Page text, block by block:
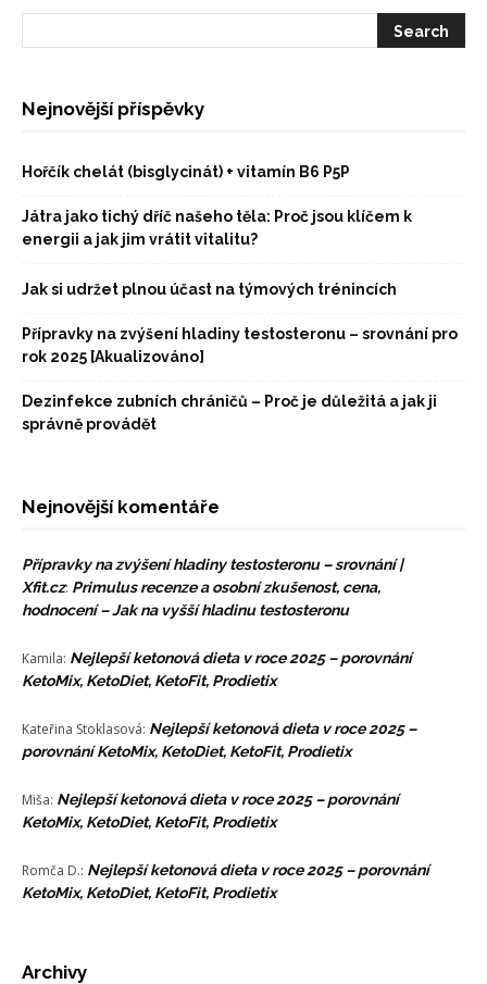
Nejnovější příspěvky
Hořčík chelát (bisglycinát) + vitamín B6 P5P
Játra jako tichý dříč našeho těla: Proč jsou klíčem k
energii a jak jim vrátit vitalitu?
Jak si udržet plnou účast na týmových trénincích
Přípravky na zvýšení hladiny testosteronu – srovnání pro
rok 2025 [Akualizováno]
Dezinfekce zubních chráničů – Proč je důležitá a jak ji
správně provádět
Nejnovější komentáře
Přípravky na zvýšení hladiny testosteronu – srovnání |
Xfit.cz: Primulus recenze a osobní zkušenost, cena,
hodnocení – Jak na vyšší hladinu testosteronu
Kamila: Nejlepší ketonová dieta v roce 2025 – porovnání
KetoMix, KetoDiet, KetoFit, Prodietix
Kateřina Stoklasová: Nejlepší ketonová dieta v roce 2025 –
porovnání KetoMix, KetoDiet, KetoFit, Prodietix
Miša: Nejlepší ketonová dieta v roce 2025 – porovnání
KetoMix, KetoDiet, KetoFit, Prodietix
Romča D.: Nejlepší ketonová dieta v roce 2025 – porovnání
KetoMix, KetoDiet, KetoFit, Prodietix
Archivy